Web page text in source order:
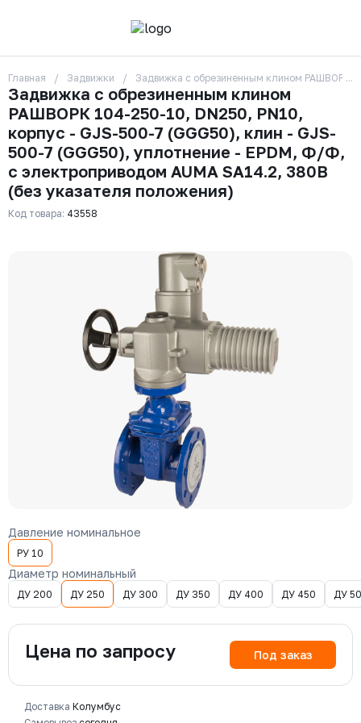
О компании
Контакты
Бренды
Отзывы
Сотрудники
Вакансии
Доставка
Оплата
Вопрос-ответ
+7 (495) 215-24-81
Заказать звонок
zakaz325@ks-rus.com
Email для связи
Одинцово, Внуковская 9, пав. 31
Пункт выдачи заказов
Главная Задвижки Задвижка с обрезиненным клином РАШВОРК
Задвижка с обрезиненным клином
РАШВОРК 104-250-10, DN250, PN10,
корпус - GJS-500-7 (GGG50), клин - GJS-
500-7 (GGG50), уплотнение - EPDM, Ф/Ф,
с электроприводом AUMA SA14.2, 380В
(без указателя положения)
Код товара: 43558
Давление номинальное
РУ 10
Диаметр номинальный
ДУ 200 ДУ 250 ДУ 300 ДУ 350 ДУ 400 ДУ 450 ДУ
Цена по запросу Под заказ
Доставка Колумбус